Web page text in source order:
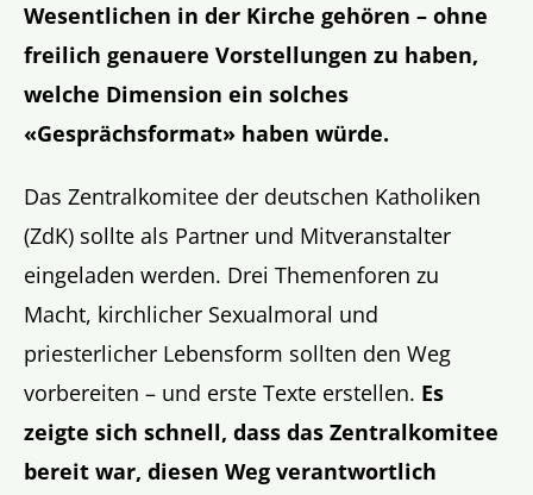
Wesentlichen in der Kirche gehören – ohne
freilich genauere Vorstellungen zu haben,
welche Dimension ein solches
«Gesprächsformat» haben würde.
Das Zentralkomitee der deutschen Katholiken
(ZdK) sollte als Partner und Mitveranstalter
eingeladen werden. Drei Themenforen zu
Macht, kirchlicher Sexualmoral und
priesterlicher Lebensform sollten den Weg
vorbereiten – und erste Texte erstellen. Es
zeigte sich schnell, dass das Zentralkomitee
bereit war, diesen Weg verantwortlich